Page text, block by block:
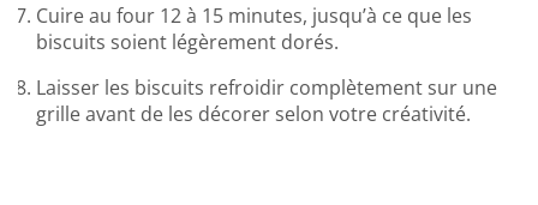
Cuire au four 12 à 15 minutes, jusqu’à ce que les
biscuits soient légèrement dorés.
Laisser les biscuits refroidir complètement sur une
grille avant de les décorer selon votre créativité.